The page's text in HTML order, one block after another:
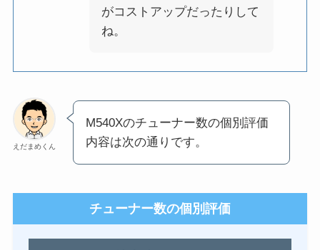
がコストアップだったりして
ね。
えだまめくん
M540Xのチューナー数の個別評価
内容は次の通りです。
チューナー数の個別評価